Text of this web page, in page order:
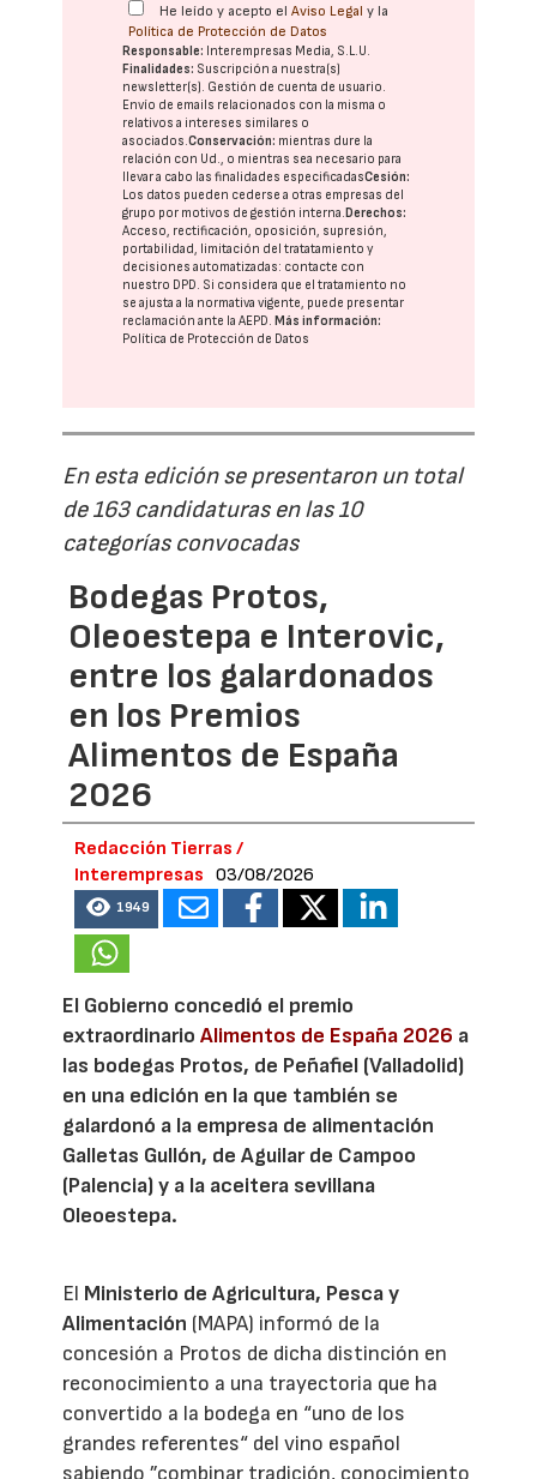
He leído y acepto elAviso Legal y la
Política de Protección de Datos
Responsable: Interempresas Media, S.L.U.
Finalidades: Suscripción a nuestra(s)
newsletter(s). Gestión de cuenta de usuario.
Envío de emails relacionados con la misma o
relativos a intereses similares o
asociados.Conservación: mientras dure la
relación con Ud., o mientras sea necesario para
llevar a cabo las finalidades especificadasCesión:
Los datos pueden cederse a otras empresas del
grupo por motivos de gestión interna.Derechos:
Acceso, rectificación, oposición, supresión,
portabilidad, limitación del tratatamiento y
decisiones automatizadas: contacte con
nuestro DPD. Si considera que el tratamiento no
se ajusta a la normativa vigente, puede presentar
reclamación ante laAEPD.Más información:
Política de Protección de Datos
En esta edición se presentaron un total
de 163 candidaturas en las 10
categorías convocadas
Bodegas Protos,
Oleoestepa e Interovic,
entre los galardonados
en los Premios
Alimentos de España
2026
Redacción Tierras /
Interempresas
03/08/2026
1949
El Gobierno concedió el premio
extraordinarioAlimentos de España 2026 a
las bodegas Protos, de Peñafiel (Valladolid)
en una edición en la que también se
galardonó a la empresa de alimentación
Galletas Gullón, de Aguilar de Campoo
(Palencia) y a la aceitera sevillana
Oleoestepa.
El Ministerio de Agricultura, Pesca y
Alimentación (MAPA) informó de la
concesión a Protos de dicha distinción en
reconocimiento a una trayectoria que ha
convertido a la bodega en “uno de los
grandes referentes“ del vino español
sabiendo ”combinar tradición, conocimiento